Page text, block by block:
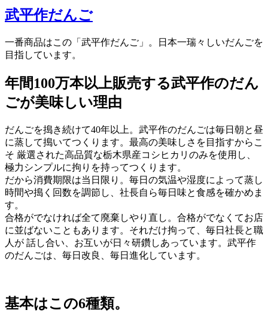
武平作だんご
一番商品はこの「武平作だんご」。日本一瑞々しいだんごを
目指しています。
年間100万本以上販売する武平作のだん
ごが美味しい理由
だんごを搗き続けて40年以上。武平作のだんごは毎日朝と昼
に蒸して搗いてつくります。最高の美味しさを目指すからこ
そ 厳選された高品質な栃木県産コシヒカリのみを使用し、
極力シンプルに拘りを持ってつくります。
だから消費期限は当日限り。毎日の気温や湿度によって蒸し
時間や搗く回数を調節し、社長自ら毎日味と食感を確かめま
す。
合格がでなければ全て廃棄しやり直し。合格がでなくてお店
に並ばないこともあります。それだけ拘って、毎日社長と職
人が 話し合い、お互いが日々研鑽しあっています。武平作
のだんごは、毎日改良、毎日進化しています。
基本はこの6種類。